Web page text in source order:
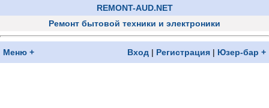
REMONT-AUD.NET
Ремонт бытовой техники и электроники
Меню + Вход | Регистрация | Юзер-бар +